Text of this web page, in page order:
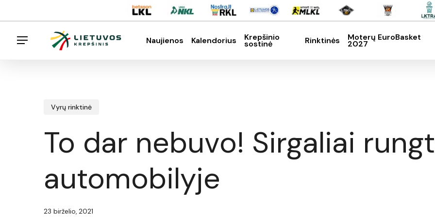
to
Menu
Naujienos Kalendorius Krepšinio
sostinė Rinktinės Moterų EuroBasket
2027
Vyrų rinktinė
To dar nebuvo! Sirgaliai
automobilyje
23 birželio, 2021